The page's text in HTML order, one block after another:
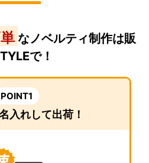
なノベルティ制作は販
で！
POINT1
入れして出荷！